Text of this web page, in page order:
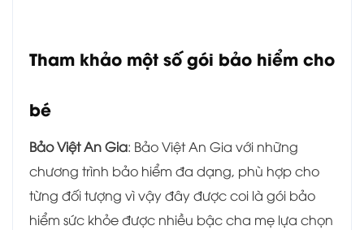
Tham khảo một số gói bảo hiểm cho
bé
Bảo Việt An Gia: Bảo Việt An Gia với những
chương trình bảo hiểm đa dạng, phù hợp cho
từng đối tượng vì vậy đây được coi là gói bảo
hiểm sức khỏe được nhiều bậc cha mẹ lựa chọn